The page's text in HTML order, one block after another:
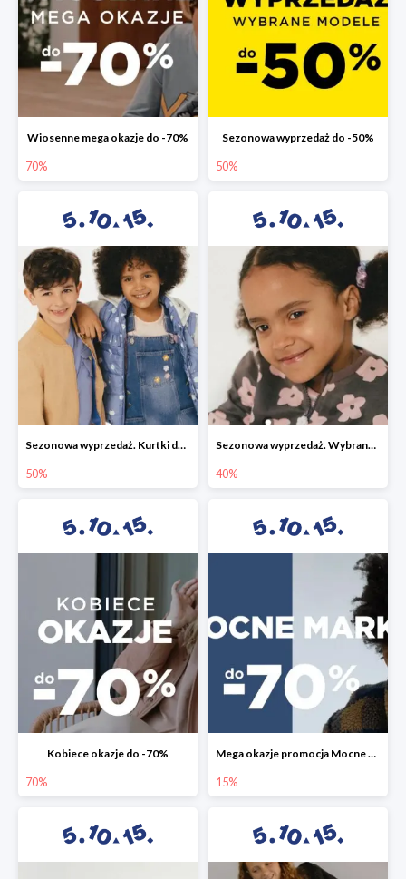
Wiosenne mega okazje do -70%
70%
Sezonowa wyprzedaż do -50%
50%
Sezonowa wyprzedaż. Kurtki do -50%
50%
Sezonowa wyprzedaż. Wybrane modele do -40%
40%
Kobiece okazje do -70%
70%
Mega okazje promocja Mocne marki do -70%
15%